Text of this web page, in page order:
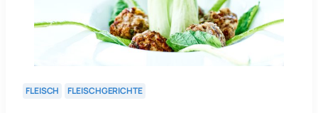
FLEISCH FLEISCHGERICHTE